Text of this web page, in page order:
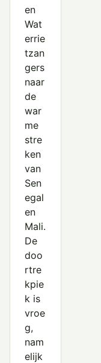
en
Wat
errie
tzan
gers
naar
de
war
me
stre
ken
van
Sen
egal
en
Mali.
De
doo
rtre
kpie
k is
vroe
g,
nam
elijk